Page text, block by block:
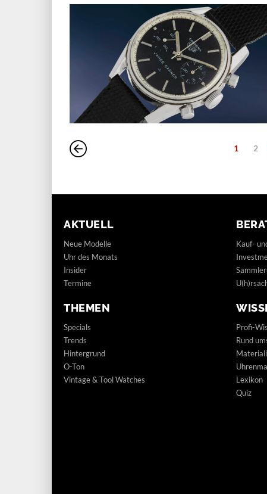
1 2
AKTUELL
Neue Modelle
Uhr des Monats
Insider
Termine
THEMEN
Specials
Trends
Hintergrund
O-Ton
Vintage & Tool Watches
Kauf-
Profi-
Rund
Lexikon
Quiz